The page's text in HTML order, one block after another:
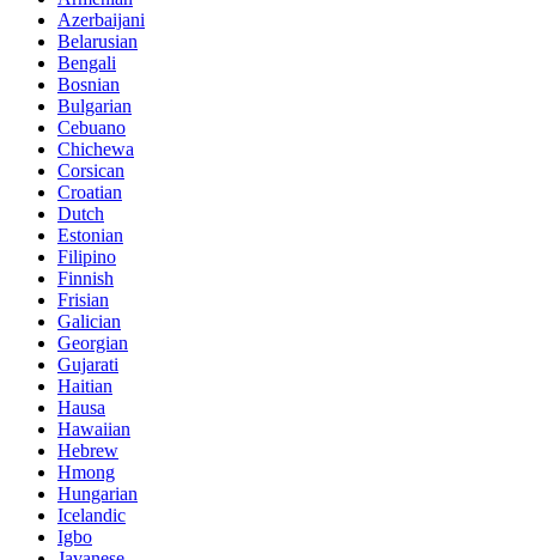
Azerbaijani
Belarusian
Bengali
Bosnian
Bulgarian
Cebuano
Chichewa
Corsican
Croatian
Dutch
Estonian
Filipino
Finnish
Frisian
Galician
Georgian
Gujarati
Haitian
Hausa
Hawaiian
Hebrew
Hmong
Hungarian
Icelandic
Igbo